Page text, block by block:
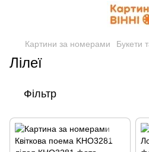
Картини за номерами Букети
Лілеї
Фільтр